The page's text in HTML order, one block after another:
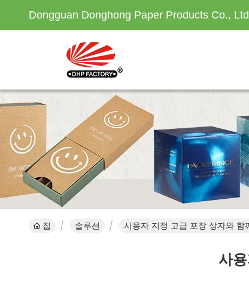
Dongguan Donghong Paper Products Co., Ltd
집 솔루션 사용자 지정 고급 포장 상자와 함
사